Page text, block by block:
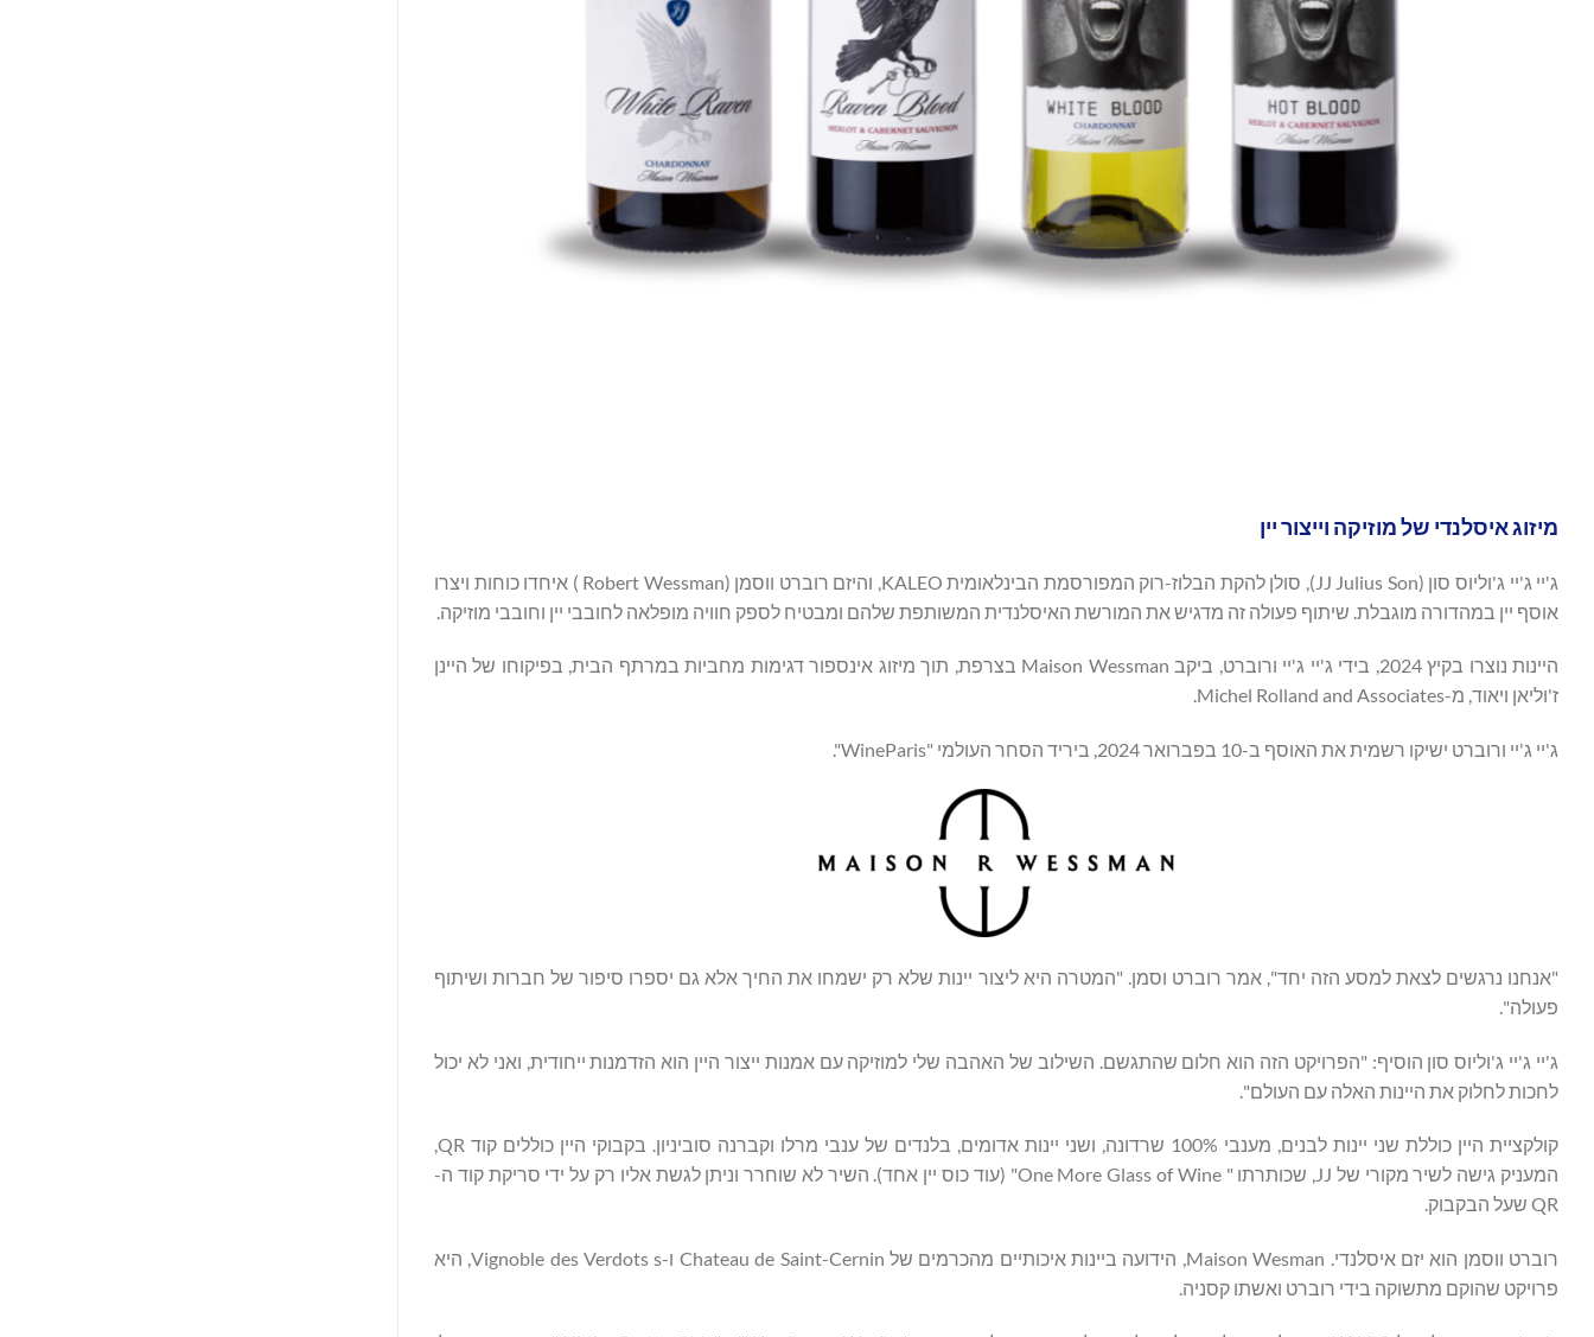
מיזוג איסלנדי של מוזיקה וייצור יין
ג'יי ג'יי ג'וליוס סון (JJ Julius Son), סולן להקת הבלוז-רוק המפורסמת הבינלאומית KALEO, והיזם רוברט ווסמן (Robert Wessman ) איחדו כוחות ויצרו
אוסף יין במהדורה מוגבלת. שיתוף פעולה זה מדגיש את המורשת האיסלנדית המשותפת שלהם ומבטיח לספק חוויה מופלאה לחובבי יין וחובבי מוזיקה.
היינות נוצרו בקיץ 2024, בידי ג'יי ג'יי ורוברט, ביקב Maison Wessman בצרפת, תוך מיזוג אינספור דגימות מחביות במרתף הבית, בפיקוחו של היינן
ז'וליאן ויאוד, מ-Michel Rolland and Associates.
ג'יי ג'יי ורוברט ישיקו רשמית את האוסף ב-10 בפברואר 2024, ביריד הסחר העולמי "WineParis".
"אנחנו נרגשים לצאת למסע הזה יחד", אמר רוברט וסמן. "המטרה היא ליצור יינות שלא רק ישמחו את החיך אלא גם יספרו סיפור של חברות ושיתוף
פעולה".
ג'יי ג'יי ג'וליוס סון הוסיף: "הפרויקט הזה הוא חלום שהתגשם. השילוב של האהבה שלי למוזיקה עם אמנות ייצור היין הוא הזדמנות ייחודית, ואני לא יכול
לחכות לחלוק את היינות האלה עם העולם".
קולקציית היין כוללת שני יינות לבנים, מענבי 100% שרדונה, ושני יינות אדומים, בלנדים של ענבי מרלו וקברנה סוביניון. בקבוקי היין כוללים קוד QR,
המעניק גישה לשיר מקורי של JJ, שכותרתו " One More Glass of Wine" (עוד כוס יין אחד). השיר לא שוחרר וניתן לגשת אליו רק על ידי סריקת קוד ה-
QR שעל הבקבוק.
רוברט ווסמן הוא יזם איסלנדי. Maison Wesman, הידועה ביינות איכותיים מהכרמים של Chateau de Saint-Cernin ו-Vignoble des Verdots s, היא
פרויקט שהוקם מתשוקה בידי רוברט ואשתו קסניה.